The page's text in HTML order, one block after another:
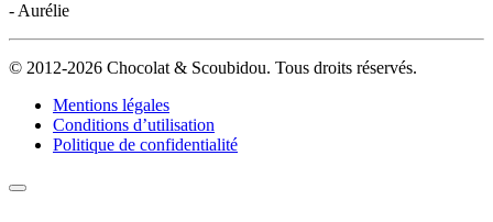
- Aurélie
© 2012-2026 Chocolat & Scoubidou. Tous droits réservés.
Mentions légales
Conditions d’utilisation
Politique de confidentialité